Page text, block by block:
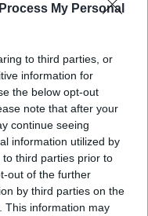
My Personal
to third parties, or
information for
the below opt-out
note that after your
continue seeing
information utilized by
third parties prior to
out of the further
by third parties on the
This information may